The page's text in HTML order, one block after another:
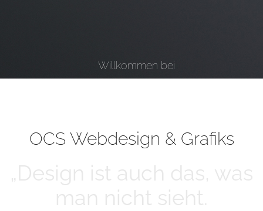
Willkommen bei
OCS Webdesign & Grafiks